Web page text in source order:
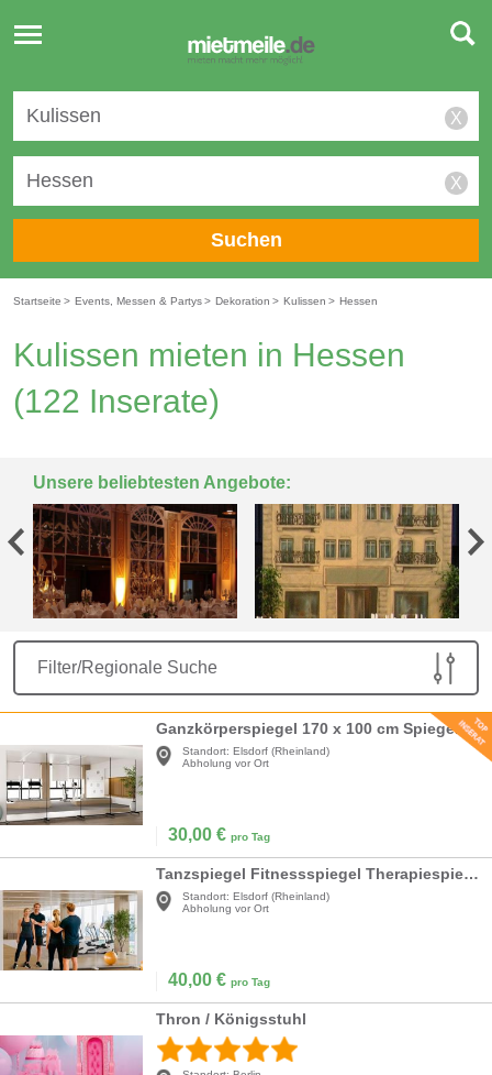
Toggle
navigation
X
X
Suchen
Startseite > Events, Messen & Partys> Dekoration > Kulissen > Hessen
Kulissen mieten in Hessen
(122 Inserate)
Unsere beliebtesten Angebote:
Filter/Regionale Suche
Ganzkörperspiegel 170 x 100 cm Spiegel Fitnessraum Spiegel Rollen 360° drehbar Standspiegel Spiegel
Standort: Elsdorf (Rheinland)
Abholung vor Ort
30,00 € pro Tag
Tanzspiegel Fitnessspiegel Therapiespiegel Partyspiegel Konzertspiegel Ganzkörperspiegel 200x120 cm
Standort: Elsdorf (Rheinland)
Abholung vor Ort
40,00 € pro Tag
Thron / Königsstuhl